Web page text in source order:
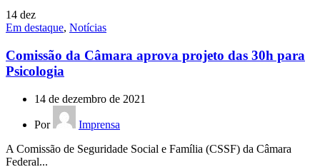
14 dez
Em destaque, Notícias
Comissão da Câmara aprova projeto das 30h para
Psicologia
14 de dezembro de 2021
Por
Imprensa
A Comissão de Seguridade Social e Família (CSSF) da Câmara
Federal...